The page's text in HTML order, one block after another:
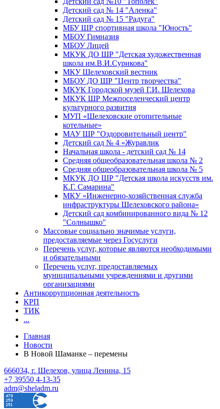
Детский сад № 14 "Аленка"
Детский сад № 15 "Радуга"
МБУ ШР спортивная школа "Юность"
МБОУ Гимназия
МБОУ Лицей
МКУК ДО ШР "Детская художественная
школа им.В.И.Сурикова"
МКУ Шелеховский вестник
МБОУ ДО ШР "Центр творчества"
МКУК Городской музей Г.И. Шелехова
МКУК ШР Межпоселенческий центр
культурного развития
МУП «Шелеховские отопительные
котельные»
МАУ ШР "Оздоровительный центр"
Детский сад № 4 «Журавлик
Начальная школа - детский сад № 14
Средняя общеобразовательная школа № 2
Средняя общеобразовательная школа № 5
МКУК ДО ШР "Детская школа искусств им.
К.Г. Самарина"
МКУ «Инженерно-хозяйственная служба
инфраструктуры Шелеховского района»
Детский сад комбинированного вида № 12
"Солнышко"
Массовые социально значимые услуги,
предоставляемые через Госуслуги
Перечень услуг, которые являются необходимыми
и обязательными
Перечень услуг, предоставляемых
муниципальными учреждениями и другими
организациями
Антикоррупционная деятельность
КРП
ТИК
...
Главная
Новости
В Новой Шаманке – перемены
666034, г. Шелехов, улица Ленина, 15
+7 39550 4-13-35
adm@sheladm.ru